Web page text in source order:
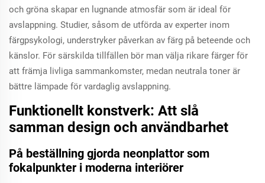
och gröna skapar en lugnande atmosfär som är ideal för
avslappning. Studier, såsom de utförda av experter inom
färgpsykologi, understryker påverkan av färg på beteende och
känslor. För särskilda tillfällen bör man välja rikare färger för
att främja livliga sammankomster, medan neutrala toner är
bättre lämpade för vardaglig avslappning.
Funktionellt konstverk: Att slå
samman design och användbarhet
På beställning gjorda neonplattor som
fokalpunkter i moderna interiörer